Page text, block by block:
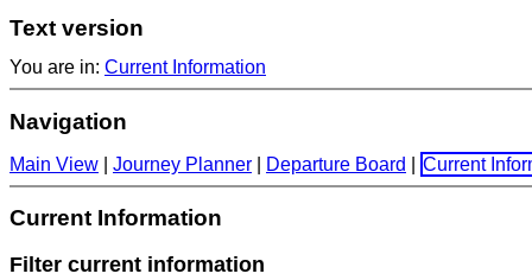
Text version
You are in: Current Information
Navigation
Main View Journey Planner Departure Board Current
Current Information
Filter current information